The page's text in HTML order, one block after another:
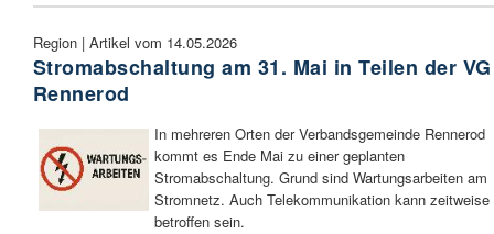
Region | Artikel vom 14.05.2026
Stromabschaltung am 31. Mai in Teilen der VG
Rennerod
In mehreren Orten der Verbandsgemeinde Rennerod
kommt es Ende Mai zu einer geplanten
Stromabschaltung. Grund sind Wartungsarbeiten am
Stromnetz. Auch Telekommunikation kann zeitweise
betroffen sein.